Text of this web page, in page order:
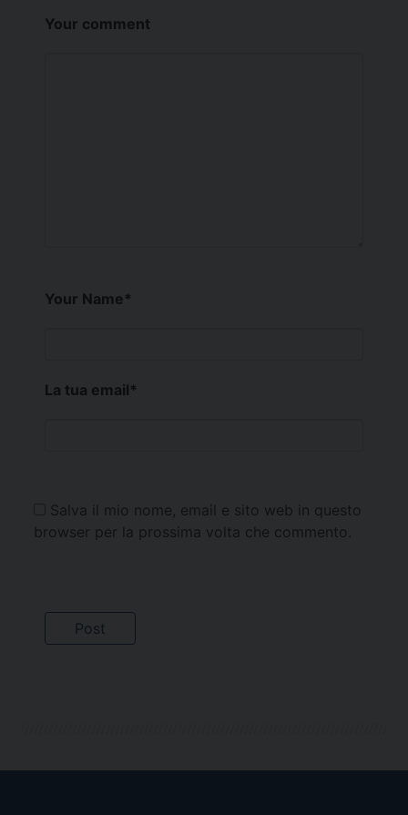
Your comment
Your Name*
La tua email*
Salva il mio nome, email e sito web in questo
browser per la prossima volta che commento.